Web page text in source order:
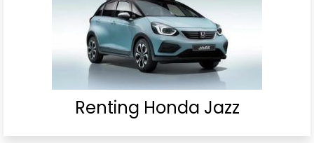
Renting Honda Jazz